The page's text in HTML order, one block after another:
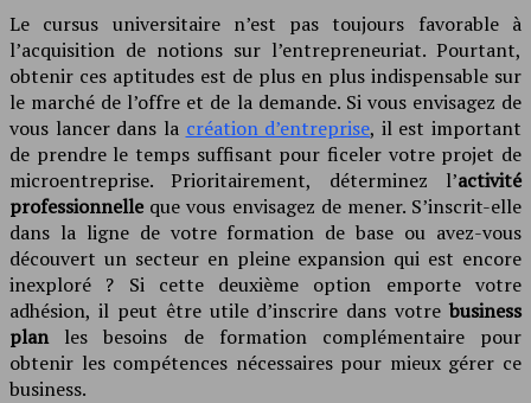
Le cursus universitaire n’est pas toujours favorable à
l’acquisition de notions sur l’entrepreneuriat. Pourtant,
obtenir ces aptitudes est de plus en plus indispensable sur
le marché de l’offre et de la demande. Si vous envisagez de
vous lancer dans la création d’entreprise, il est important
de prendre le temps suffisant pour ficeler votre projet de
microentreprise. Prioritairement, déterminez l’activité
professionnelleque vous envisagez de mener. S’inscrit-elle
dans la ligne de votre formation de base ou avez-vous
découvert un secteur en pleine expansion qui est encore
inexploré ? Si cette deuxième option emporte votre
adhésion, il peut être utile d’inscrire dans votrebusiness
planles besoins de formation complémentaire pour
obtenir les compétences nécessaires pour mieux gérer ce
business.